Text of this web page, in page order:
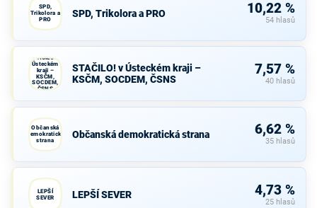
SPD,
Trikolora a
PRO
SPD, Trikolora a PRO 10,22 %
54 hlasů
STAČILO! v
Ústeckém
kraji –
KSČM,
SOCDEM,
ČSNS
STAČILO! v Ústeckém kraji –
KSČM, SOCDEM, ČSNS
7,57 %
40 hlasů
Občanská
demokratická
strana
Občanská demokratická strana 6,62 %
35 hlasů
LEPŠÍ
SEVER
LEPŠÍ SEVER 4,73 %
25 hlasů